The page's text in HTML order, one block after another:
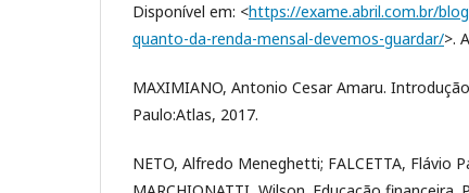
Disponível em: <https://exame.abril.com.br/
quanto-da-renda-mensal-devemos-guardar/>.
MAXIMIANO, Antonio Cesar Amaru.
Paulo:Atlas, 2017.
NETO, Alfredo Meneghetti; FALCETTA, Flávio